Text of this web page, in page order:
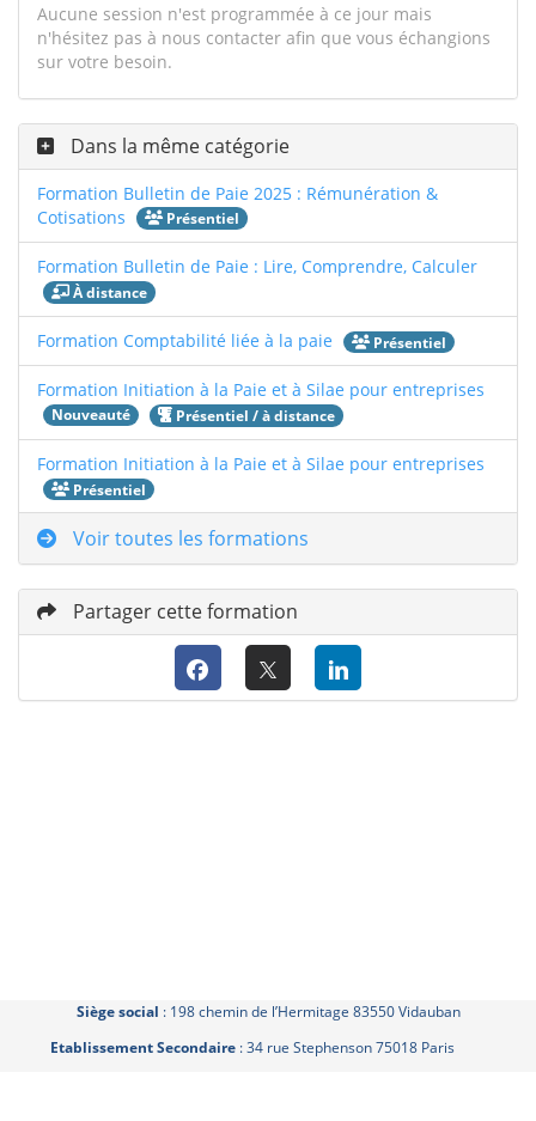
Aucune session n'est programmée à ce jour mais
n'hésitez pas à nous contacter afin que vous échangions
sur votre besoin.
Dans la même catégorie
Formation Bulletin de Paie 2025 : Rémunération &
Cotisations
Présentiel
Formation Bulletin de Paie : Lire, Comprendre, Calculer
À distance
Formation Comptabilité liée à la paie Présentiel
Formation Initiation à la Paie et à Silae pour entreprises
Nouveauté Présentiel / à distance
Formation Initiation à la Paie et à Silae pour entreprises
Présentiel
Voir toutes les formations
Partager cette formation
Siège social : 198 chemin de l’Hermitage 83550 Vidauban
Etablissement Secondaire: 34 rue Stephenson 75018 Paris